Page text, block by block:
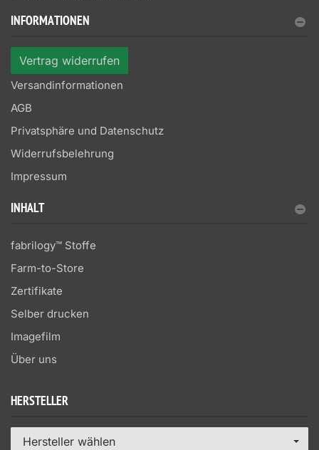
INFORMATIONEN
Vertrag widerrufen
Versandinformationen
AGB
Privatsphäre und Datenschutz
Widerrufsbelehrung
Impressum
INHALT
fabrilogy™ Stoffe
Farm-to-Store
Zertifikate
Selber drucken
Imagefilm
Über uns
HERSTELLER
Hersteller wählen